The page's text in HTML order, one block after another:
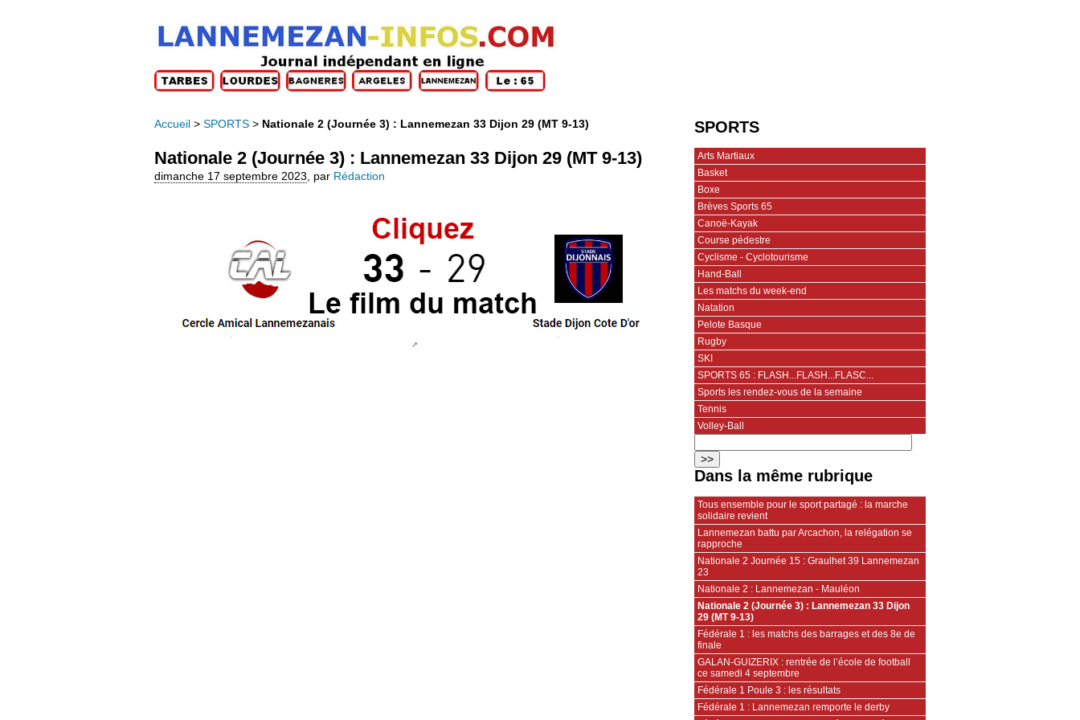
Accueil > SPORTS > Nationale 2 (Journée 3) : Lannemezan 33 Dijon 29 (MT 9-13)
Nationale 2 (Journée 3) : Lannemezan 33 Dijon 29 (MT 9-13)
dimanche 17 septembre 2023 par Rédaction
SPORTS
Arts Martiaux
Basket
Boxe
Brèves Sports 65
Canoë-Kayak
Course pédestre
Cyclisme - Cyclotourisme
Hand-Ball
Les matchs du week-end
Natation
Pelote Basque
Rugby
SKI
SPORTS 65 : FLASH...FLASH...FLASC...
Sports les rendez-vous de la semaine
Tennis
Volley-Ball
Dans la même rubrique
Tous ensemble pour le sport partagé : la marche
solidaire revient
Lannemezan battu par Arcachon, la relégation se
rapproche
Nationale 2 Journée 15 : Graulhet 39 Lannemezan
23
Nationale 2 : Lannemezan - Mauléon
Nationale 2 (Journée 3) : Lannemezan 33 Dijon
29 (MT 9-13)
Fédérale 1 : les matchs des barrages et des 8e de
finale
GALAN-GUIZERIX : rentrée de l’école de football
ce samedi 4 septembre
Fédérale 1 Poule 3 : les résultats
Fédérale 1 : Lannemezan remporte le derby